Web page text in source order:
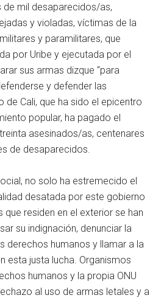
de mil desaparecidos/as,
y violadas, víctimas de la
y paramilitares, que
por Uribe y ejecutada por el
sus armas dizque “para
y defender las
de Cali, que ha sido el epicentro
popular, ha pagado el
asesinados/as, centenares
de desaparecidos.
no solo ha estremecido el
desatada por este gobierno
residen en el exterior se han
su indignación, denunciar la
derechos humanos y llamar a la
esta justa lucha. Organismos
humanos y la propia ONU
al uso de armas letales y a